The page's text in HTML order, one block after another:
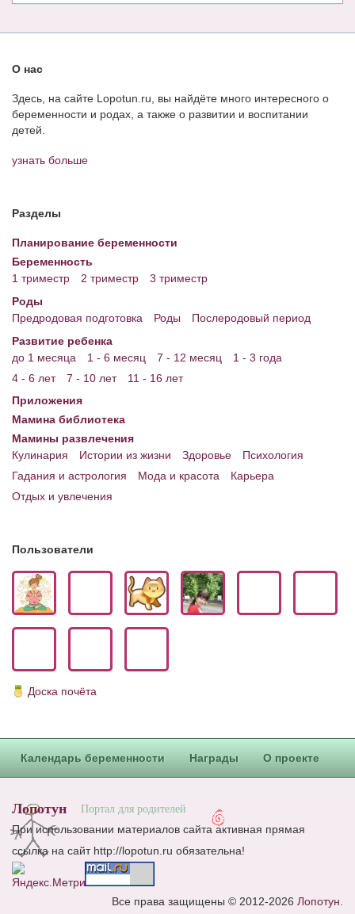
О нас
Здесь, на сайте Lopotun.ru, вы найдёте много интересного о
беременности и родах, а также о развитии и воспитании
детей.
узнать больше
Разделы
Планирование беременности
Беременность
1 триместр
2 триместр
3 триместр
Роды
Предродовая подготовка
Роды
Послеродовый период
Развитие ребенка
до 1 месяца
1 - 6 месяц 7 - 12 месяц
1 - 3 года
4 - 6 лет
7 - 10 лет
11 - 16 лет
Приложения
Мамина библиотека
Мамины развлечения
Кулинария
Истории из жизни Здоровье
Психология
Гадания и астрология
Мода и красота
Карьера
Отдых и увлечения
Пользователи
Доска почёта
Календарь беременности Награды О проекте
Лопотун Портал для родителей
При использовании материалов сайта активная прямая
ссылка на сайт http://lopotun.ru обязательна!
Все права защищены © 2012-2026 Лопотун